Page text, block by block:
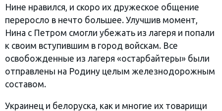
Нине нравился, и скоро их дружеское общение
переросло в нечто большее. Улучшив момент,
Нина с Петром смогли убежать из лагеря и попали
к своим вступившим в город войскам. Все
освобожденные из лагеря «остарбайтеры» были
отправлены на Родину целым железнодорожным
составом.
Украинец и белоруска, как и многие их товарищи